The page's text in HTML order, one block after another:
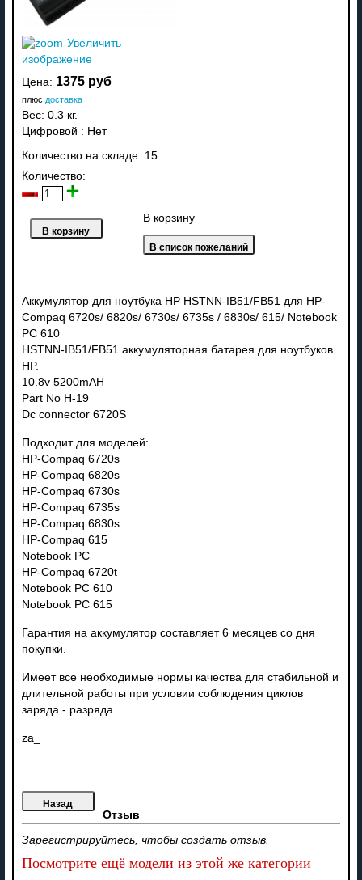
Увеличить
изображение
Цена: 1375 руб
плюс доставка
Вес: 0.3 кг.
Цифровой : Нет
Количество на складе: 15
Количество:
В корзину
Аккумулятор для ноутбука HP HSTNN-IB51/FB51 для HP-
Compaq 6720s/ 6820s/ 6730s/ 6735s / 6830s/ 615/ Notebook
PC 610
HSTNN-IB51/FB51 аккумуляторная батарея для ноутбуков
HP.
10.8v 5200mAH
Part No H-19
Dc connector 6720S
Подходит для моделей:
HP-Compaq 6720s
HP-Compaq 6820s
HP-Compaq 6730s
HP-Compaq 6735s
HP-Compaq 6830s
HP-Compaq 615
Notebook PC
HP-Compaq 6720t
Notebook PC 610
Notebook PC 615
Гарантия на аккумулятор составляет 6 месяцев со дня
покупки.
Имеет все необходимые нормы качества для стабильной и
длительной работы при условии соблюдения циклов
заряда - разряда.
za_
Отзыв
Зарегистрируйтесь, чтобы создать отзыв.
Посмотрите ещё модели из этой же категории